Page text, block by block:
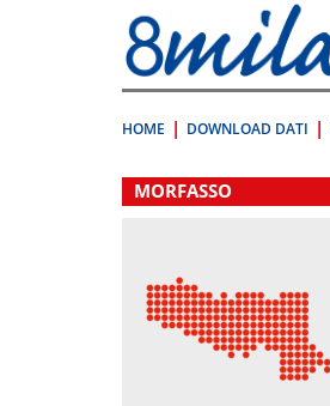
direttamente
a:
Contenuto
HOME DOWNLOAD DATI
.
MORFASSO